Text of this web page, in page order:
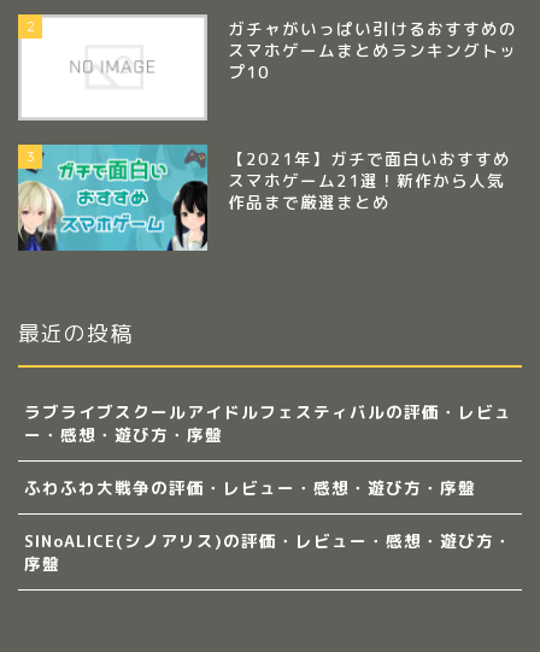
2
ガチャがいっぱい引けるおすすめの
スマホゲームまとめランキングトッ
プ10
3
【2021年】ガチで面白いおすすめ
スマホゲーム21選！新作から人気
作品まで厳選まとめ
最近の投稿
ラブライブスクールアイドルフェスティバルの評価・レビュ
ー・感想・遊び方・序盤
ふわふわ大戦争の評価・レビュー・感想・遊び方・序盤
SINoALICE(シノアリス)の評価・レビュー・感想・遊び方・
序盤